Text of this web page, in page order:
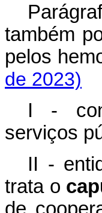
também
pelos
de 2023)
I -
serviços
II -
trata o
de